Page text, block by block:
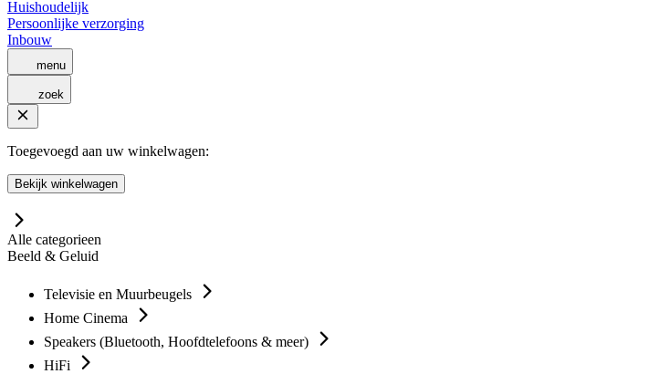
Huishoudelijk
Persoonlijke verzorging
Inbouw
menu
zoek
Toegevoegd aan uw winkelwagen:
Bekijk winkelwagen
Alle categorieen
Beeld & Geluid
Televisie en Muurbeugels
Home Cinema
Speakers (Bluetooth, Hoofdtelefoons & meer)
HiFi